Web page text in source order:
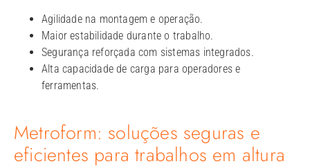
Agilidade na montagem e operação.
Maior estabilidade durante o trabalho.
Segurança reforçada com sistemas integrados.
Alta capacidade de carga para operadores e
ferramentas.
Metroform: soluções seguras e
eficientes para trabalhos em altura